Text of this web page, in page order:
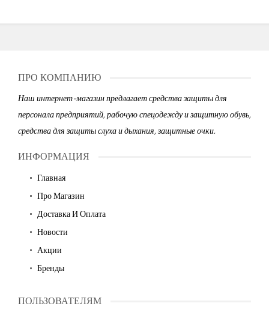
ПРО КОМПАНИЮ
Наш интернет-магазин предлагает средства защиты для
персонала предприятий, рабочую спецодежду и защитную обувь,
средства для защиты слуха и дыхания, защитные очки.
ИНФОРМАЦИЯ
Главная
Про Магазин
Доставка И Оплата
Новости
Акции
Бренды
ПОЛЬЗОВАТЕЛЯМ